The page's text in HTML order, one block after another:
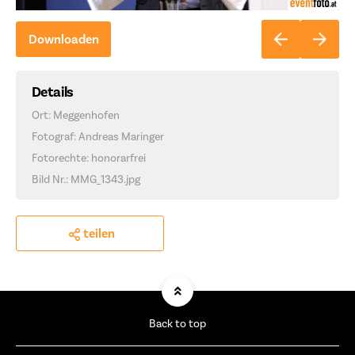
Downloaden
Details
Ort: Meggenhofen
Fotograf: Andreas Maringer
Fotorechte: honorarfrei
Bild Nr.: MMG_1343.jpg
teilen
Back to top